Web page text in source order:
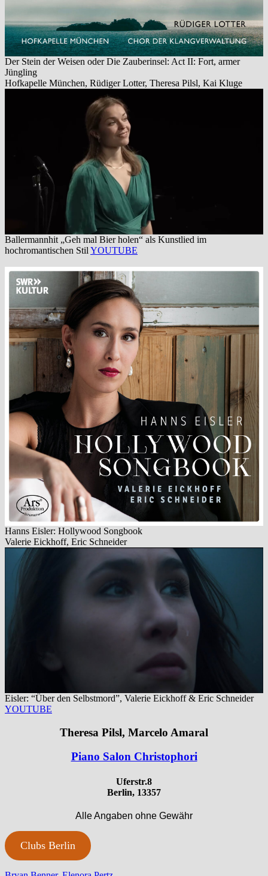
Der Stein der Weisen oder Die Zauberinsel: Act II: Fort, armer
Jüngling
Hofkapelle München, Rüdiger Lotter, Theresa Pilsl, Kai Kluge
Ballermannhit „Geh mal Bier holen“ als Kunstlied im
hochromantischen Stil YOUTUBE
Hanns Eisler: Hollywood Songbook
Valerie Eickhoff, Eric Schneider
Eisler: “Über den Selbstmord”, Valerie Eickhoff & Eric Schneider
YOUTUBE
Theresa Pilsl, Marcelo Amaral
Piano Salon Christophori
Uferstr.8
Berlin, 13357
Alle Angaben ohne Gewähr
Clubs Berlin